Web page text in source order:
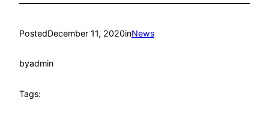
PostedDecember 11, 2020inNews
byadmin
Tags: